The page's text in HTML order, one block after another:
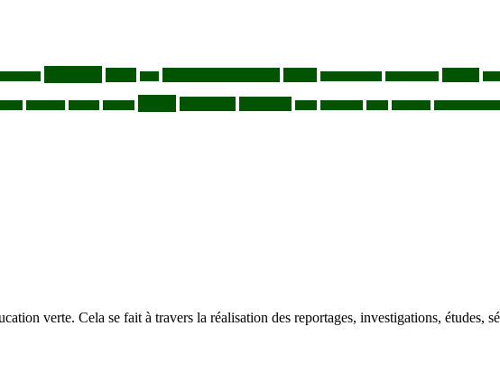
verte. Cela se fait à travers la réalisation des reportages, investigations, études,